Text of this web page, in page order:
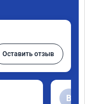
Оставить отзыв
В